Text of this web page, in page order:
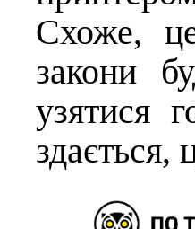
Схоже,
закони
узятися